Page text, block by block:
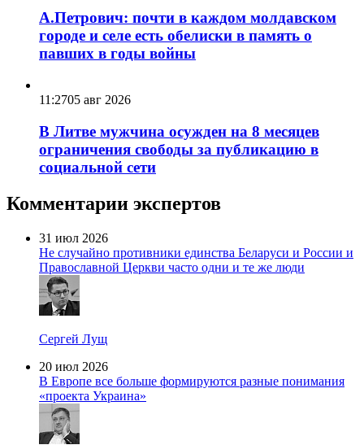
А.Петрович: почти в каждом молдавском
городе и селе есть обелиски в память о
павших в годы войны
11:2705 авг 2026
В Литве мужчина осужден на 8 месяцев
ограничения свободы за публикацию в
социальной сети
Комментарии экспертов
31 июл 2026
Не случайно противники единства Беларуси и России и
Православной Церкви часто одни и те же люди
Сергей Лущ
20 июл 2026
В Европе все больше формируются разные понимания
«проекта Украина»